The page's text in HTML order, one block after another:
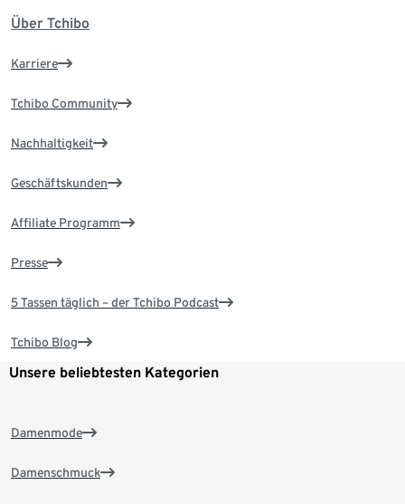
Über Tchibo
Karriere
Tchibo Community
Nachhaltigkeit
Geschäftskunden
Affiliate Programm
Presse
5 Tassen täglich – der Tchibo Podcast
Tchibo Blog
Unsere beliebtesten Kategorien
Damenmode
Damenschmuck